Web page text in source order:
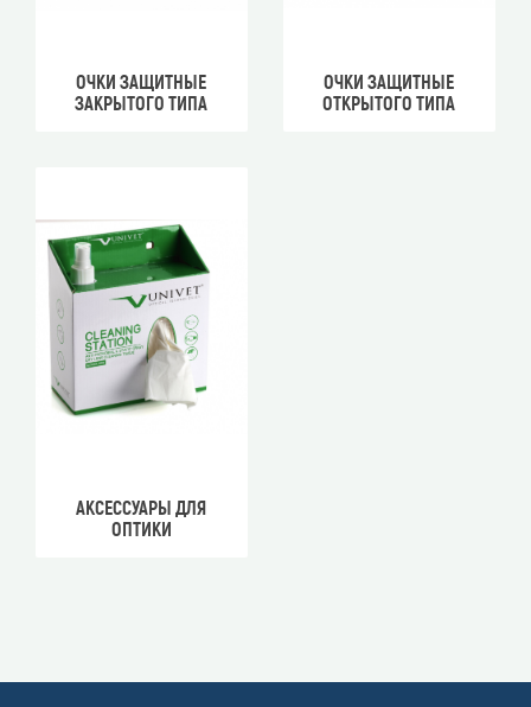
ОЧКИ ЗАЩИТНЫЕ
ЗАКРЫТОГО ТИПА
ОЧКИ ЗАЩИТНЫЕ
ОТКРЫТОГО ТИПА
АКСЕССУАРЫ ДЛЯ
ОПТИКИ